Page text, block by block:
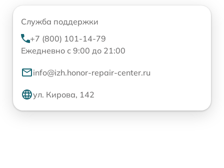
Служба поддержки
+7 (800) 101-14-79
Ежедневно с 9:00 до 21:00
info@izh.honor-repair-center.ru
ул. Кирова, 142